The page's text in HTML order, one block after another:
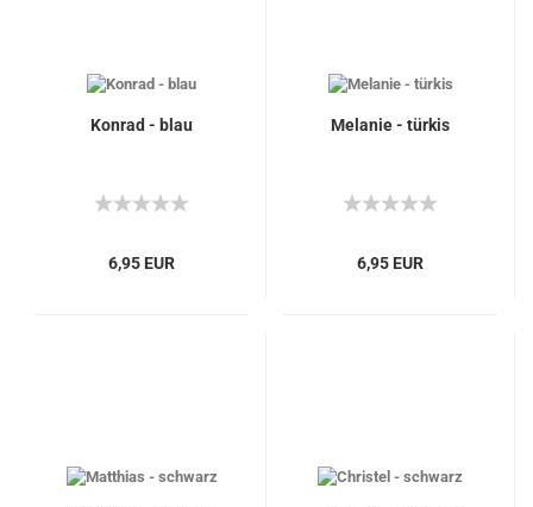
Konrad - blau
6,95 EUR
Melanie - türkis
6,95 EUR